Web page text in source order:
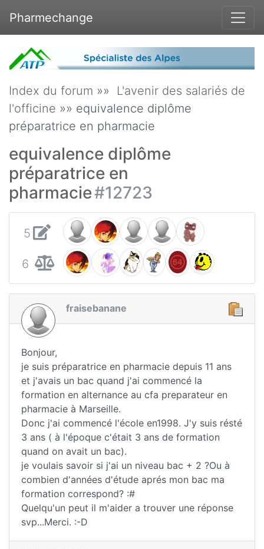
Pharmechange
Index du forum »» L'avenir des salariés de
l'officine »» equivalence diplôme
préparatrice en pharmacie
equivalence diplôme
préparatrice en
pharmacie#12723
5
6
fraisebanane
Bonjour,
je suis préparatrice en pharmacie depuis 11 ans
et j'avais un bac quand j'ai commencé la
formation en alternance au cfa preparateur en
pharmacie à Marseille.
Donc j'ai commencé l'école en1998. J'y suis résté
3 ans ( à l'époque c'était 3 ans de formation
quand on avait un bac).
je voulais savoir si j'ai un niveau bac + 2 ?Ou à
combien d'années d'étude aprés mon bac ma
formation correspond? :#
Quelqu'un peut il m'aider a trouver une réponse
svp...Merci. :-D